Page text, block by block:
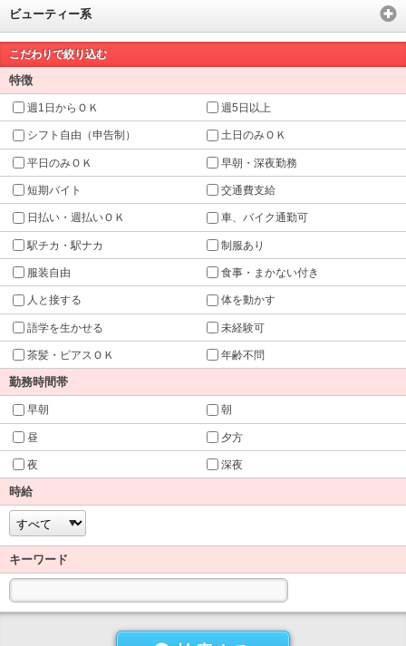
ビューティー系
こだわりで絞り込む
特徴
週1日からＯＫ 週5日以上
シフト自由（申告制） 土日のみＯＫ
平日のみＯＫ 早朝・深夜勤務
短期バイト 交通費支給
日払い・週払いＯＫ 車、バイク通勤可
駅チカ・駅ナカ 制服あり
服装自由 食事・まかない付き
人と接する 体を動かす
語学を生かせる 未経験可
茶髪・ピアスＯＫ 年齢不問
勤務時間帯
早朝 朝
昼 夕方
夜 深夜
時給
キーワード